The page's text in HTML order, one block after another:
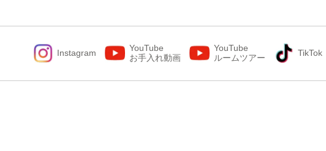
Instagram
YouTube
お手入れ動画
YouTube
ルームツアー
TikTok